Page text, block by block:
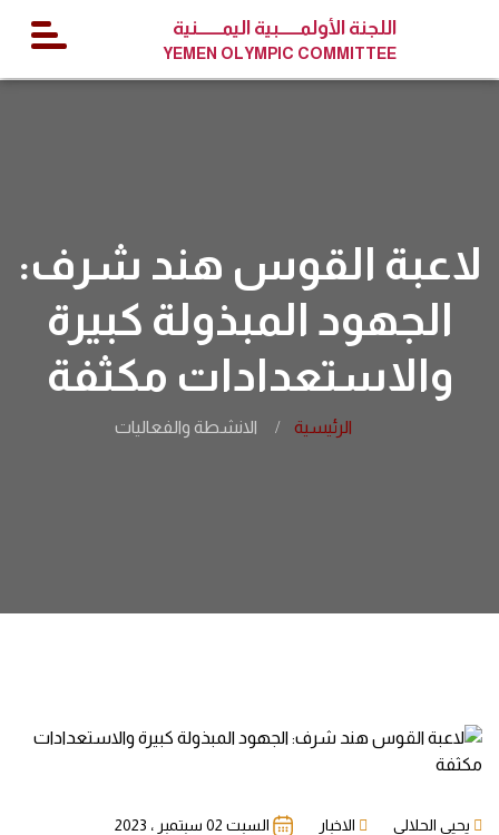
اللجنة الأولمــــــبية اليمـــــــنية
YEMEN OLYMPIC COMMITTEE
لاعبة القوس هند شرف:
الجهود المبذولة كبيرة
والاستعدادات مكثفة
الرئيسية الانشطة والفعاليات
يحيى الحلالي الاخبار السبت 02 سبتمبر ، 2023